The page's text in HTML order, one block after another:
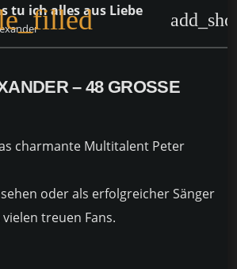
tu ich alles aus Liebe
– 48 GROSSE H
charmante Multitalent Peter
oder als erfolgreicher Sänger
treuen Fans.